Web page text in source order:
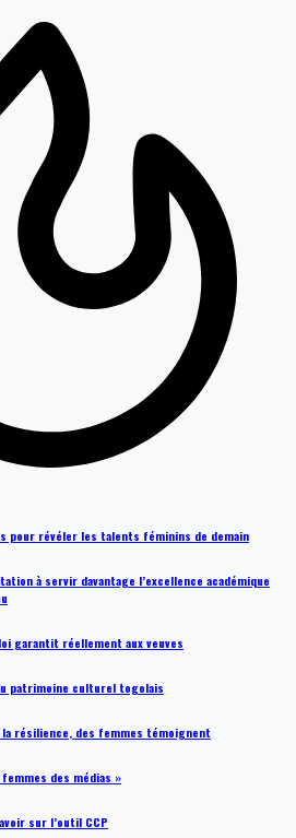
pour révéler les talents féminins de demain
à servir davantage l’excellence académique
garantit réellement aux veuves
patrimoine culturel togolais
la résilience, des femmes témoignent
femmes des médias »
sur l’outil CCP